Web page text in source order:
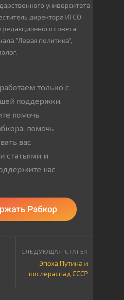
университета.
директора ИГСО,
редакционного совета
"Левая политика",
только с
поддержки.
помочь
помочь
вас
статьями и
нас
Эпоха Путина и
послераспад СССР